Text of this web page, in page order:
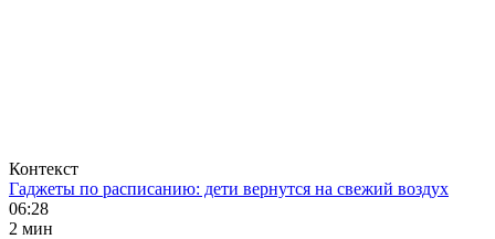
Контекст
Гаджеты по расписанию: дети вернутся на свежий воздух
06:28
2 мин